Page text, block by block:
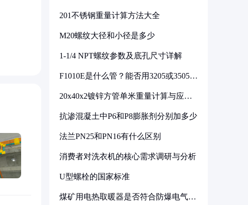
201不锈钢重量计算方法大全
M20螺纹大径和小径是多少
1-1/4 NPT螺纹参数及底孔尺寸详解
F1010E是什么管？能否用3205或3505代
20x40x2镀锌方管单米重量计算与应用
抗渗混凝土中P6和P8膨胀剂分别加多少
法兰PN25和PN16有什么区别
消费者对洗衣机的核心需求调研与分析
U型螺栓的国家标准
煤矿用电热取暖器是否符合防爆电气设